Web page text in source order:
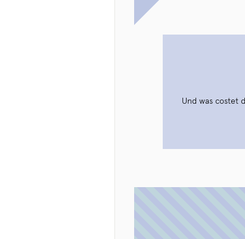
Und was costet